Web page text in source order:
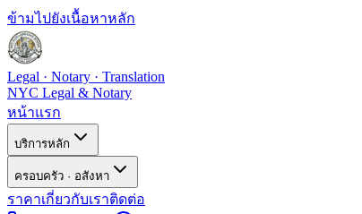
ข้ามไปยังเนื้อหาหลัก
Legal · Notary · Translation
NYC Legal & Notary
หน้าแรก
บริการหลัก
ครอบครัว · อสังหา
ราคาเกี่ยวกับเราติดต่อ